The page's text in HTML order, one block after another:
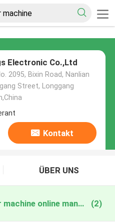
Electronic Co.,Ltd
2095, Bixin Road, Nanlian
Street, Longgang
Kontakt
ÜBER UNS
electric screw feeder machine online manufacture (2)